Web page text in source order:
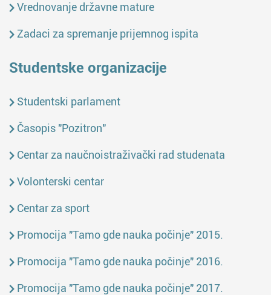
Vrednovanje državne mature
Zadaci za spremanje prijemnog ispita
Studentske organizacije
Studentski parlament
Časopis "Pozitron"
Centar za naučnoistraživački rad studenata
Volonterski centar
Centar za sport
Promocija "Tamo gde nauka počinje" 2015.
Promocija "Tamo gde nauka počinje" 2016.
Promocija "Tamo gde nauka počinje" 2017.